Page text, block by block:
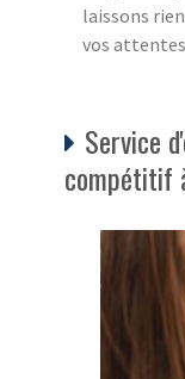
laissons
vos
Service
compétitif